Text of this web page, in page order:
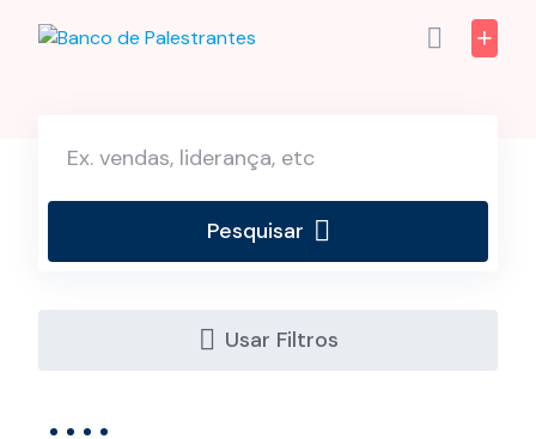
Pesquisar
Usar Filtros